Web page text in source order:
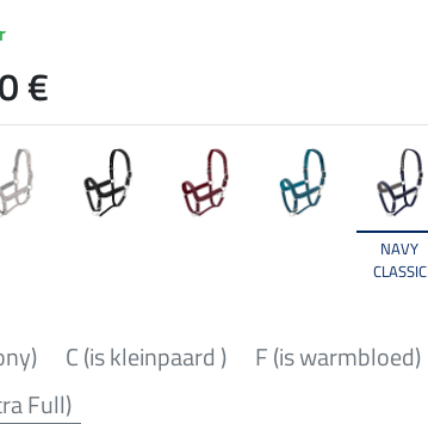
NAVY
CLASSIC
C (is kleinpaard )
F (is warmbloed)
Full)
€